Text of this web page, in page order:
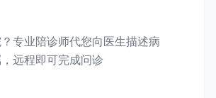
专业陪诊师代您向医生描述病
远程即可完成问诊